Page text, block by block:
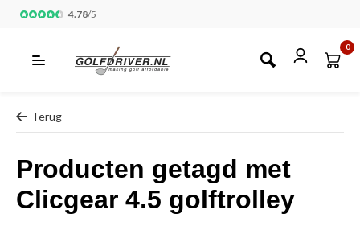
4.78/5
0
Terug
Producten getagd met
Clicgear 4.5 golftrolley